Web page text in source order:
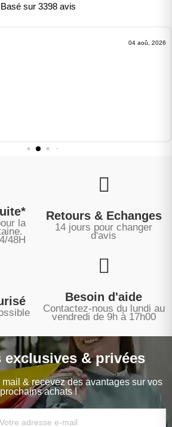
Basé sur 3398 avis
04 aoû, 2026
la
48H
Retours & Echanges
14 jours pour changer
d'avis
Besoin d'aide
Contactez-nous du lundi au
vendredi de 9h à 17h00
exclusives & privées
& recevez des avantages sur vos
prochains achats !